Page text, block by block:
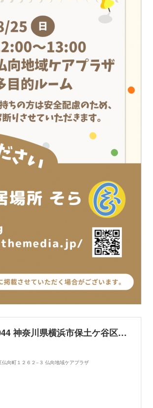
横浜市仏向地域ケアプラザ · 〒240-0044 神奈川県横浜市保土ケ谷区仏向町１２６２−３ 仏向地域ケアプラザ
向町１２６２−３ 仏向地域ケアプラザ